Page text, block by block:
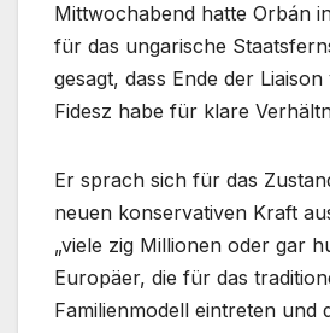
Mittwochabend hatte Orbán
für das ungarische
gesagt, dass Ende der
Fidesz habe für klare
Er sprach sich für das
neuen konservativen Kraft
„viele zig Millionen oder gar
Europäer, die für das
Familienmodell eintreten und